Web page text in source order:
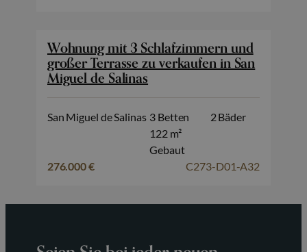
Wohnung mit 3 Schlafzimmern und
großer Terrasse zu verkaufen in San
Miguel de Salinas
San Miguel de Salinas 3 Betten
2 Bäder
122 m²
Gebaut
276.000 €
C273-D01-A32